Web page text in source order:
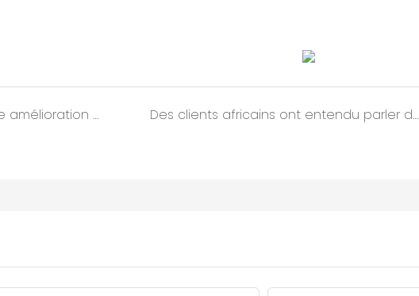
Des toilettes mobiles pour une amélioration du service autoroutier Des clients africains ont entendu parler de l&#39;apparence exquise de nos cabanes en pommes et nous ont rendu visite sur place.